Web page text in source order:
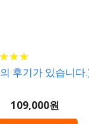
★★★
★★★
후기가 있습니다
109,000원